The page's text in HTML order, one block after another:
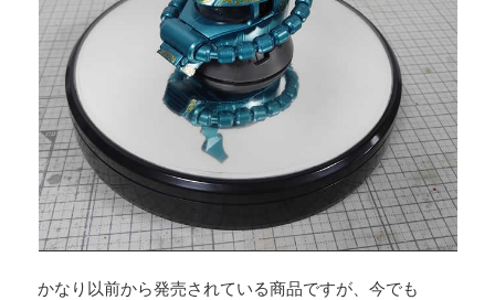
かなり以前から発売されている商品ですが、今でも